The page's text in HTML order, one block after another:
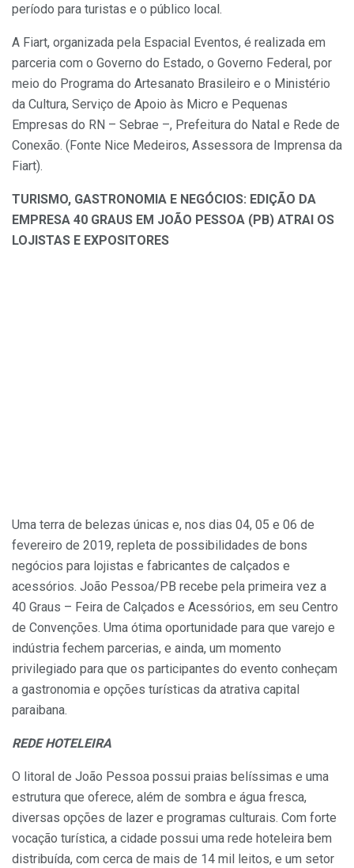
período para turistas e o público local.
A Fiart, organizada pela Espacial Eventos, é realizada em
parceria com o Governo do Estado, o Governo Federal, por
meio do Programa do Artesanato Brasileiro e o Ministério
da Cultura, Serviço de Apoio às Micro e Pequenas
Empresas do RN – Sebrae –, Prefeitura do Natal e Rede de
Conexão. (Fonte Nice Medeiros, Assessora de Imprensa da
Fiart).
TURISMO, GASTRONOMIA E NEGÓCIOS: EDIÇÃO DA
EMPRESA 40 GRAUS EM JOÃO PESSOA (PB) ATRAI OS
LOJISTAS E EXPOSITORES
Uma terra de belezas únicas e, nos dias 04, 05 e 06 de
fevereiro de 2019, repleta de possibilidades de bons
negócios para lojistas e fabricantes de calçados e
acessórios. João Pessoa/PB recebe pela primeira vez a
40 Graus – Feira de Calçados e Acessórios, em seu Centro
de Convenções. Uma ótima oportunidade para que varejo e
indústria fechem parcerias, e ainda, um momento
privilegiado para que os participantes do evento conheçam
a gastronomia e opções turísticas da atrativa capital
paraibana.
REDE HOTELEIRA
O litoral de João Pessoa possui praias belíssimas e uma
estrutura que oferece, além de sombra e água fresca,
diversas opções de lazer e programas culturais. Com forte
vocação turística, a cidade possui uma rede hoteleira bem
distribuída, com cerca de mais de 14 mil leitos, e um setor